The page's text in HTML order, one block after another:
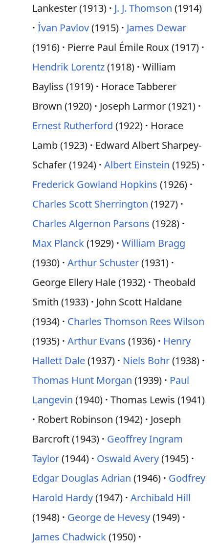
Lankester (1913)
J. J. Thomson (1914)
İvan Pavlov(1915)
James Dewar
(1916)
Pierre Paul Émile Roux (1917)
Hendrik Lorentz(1918) William
Bayliss (1919)
Horace Tabberer
Brown (1920)
Joseph Larmor (1921)
Ernest Rutherford (1922)
Horace
Lamb (1923)
Edward Albert Sharpey-
Schafer (1924) Albert Einstein (1925)
Frederick Gowland Hopkins (1926)
Charles Scott Sherrington (1927)
Charles Algernon Parsons (1928)
Max Planck(1929) William Bragg
(1930) Arthur Schuster(1931)
George Ellery Hale (1932) Theobald
Smith (1933)
John Scott Haldane
(1934)
Charles Thomson Rees Wilson
(1935) Arthur Evans (1936)
Henry
Hallett Dale(1937) Niels Bohr(1938)
Thomas Hunt Morgan (1939)
Paul
Langevin (1940) Thomas Lewis (1941)
Robert Robinson (1942)
Joseph
Barcroft (1943)
Geoffrey Ingram
Taylor(1944) Oswald Avery(1945)
Edgar Douglas Adrian (1946)
Godfrey
Harold Hardy(1947) Archibald Hill
(1948)
George de Hevesy(1949)
James Chadwick(1950)